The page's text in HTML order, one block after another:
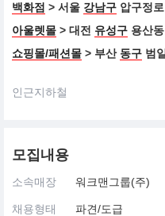
백화점 > 서울 강남구 압구정
아울렛몰 > 대전 유성구 용산
쇼핑몰/패션몰 > 부산 동구 범
인근지하철
모집내용
소속매장 워크맨그룹(주)
채용형태 파견/도급